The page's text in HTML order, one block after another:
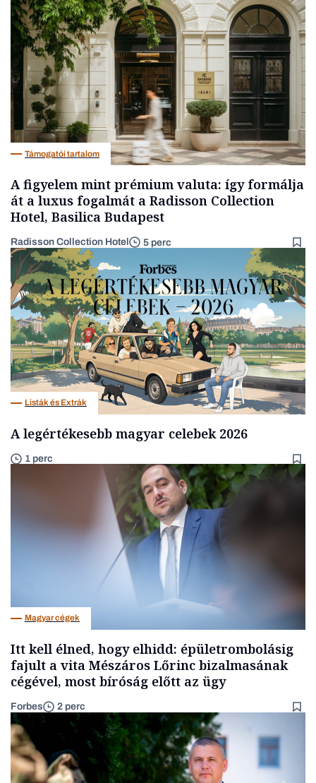
Társadalom
Támogatói tartalom
A figyelem mint prémium valuta: így formálja
át a luxus fogalmát a Radisson Collection
Hotel, Basilica Budapest
Radisson Collection Hotel 5 perc
Listák és Extrák
A legértékesebb magyar celebek 2026
1 perc
Magyar cégek
Itt kell élned, hogy elhidd: épületrombolásig
fajult a vita Mészáros Lőrinc bizalmasának
cégével, most bíróság előtt az ügy
Forbes 2 perc